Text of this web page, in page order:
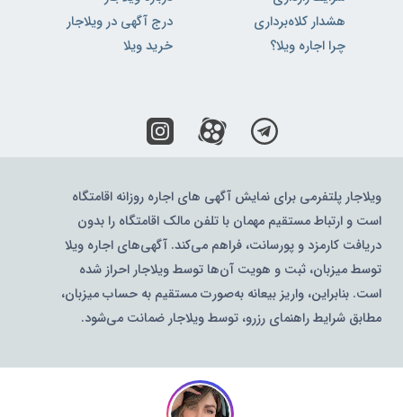
هشدار کلاه‌برداری
چرا اجاره ویلا؟
درج آگهی در ویلاجار
خرید ویلا
ویلاجار پلتفرمی برای نمایش آگهی های اجاره روزانه اقامتگاه
است و ارتباط مستقیم مهمان با تلفن مالک اقامتگاه را بدون
دریافت کارمزد و پورسانت، فراهم می‌کند. آگهی‌های اجاره ویلا
توسط میزبان، ثبت و هویت آن‌ها توسط ویلاجار احراز شده
است. بنابراین، واریز بیعانه به‌صورت مستقیم به حساب میزبان،
مطابق شرایط راهنمای رزرو، توسط ویلاجار ضمانت می‌شود.